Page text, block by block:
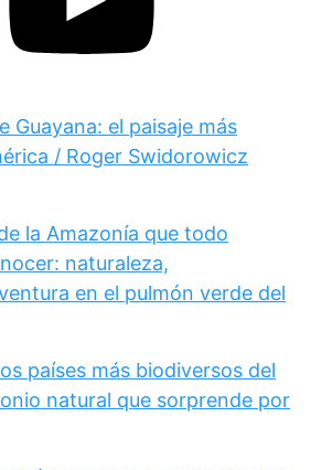
Guayana: el paisaje más
/ Roger Swidorowicz
la Amazonía que todo
naturaleza,
en el pulmón verde del
países más biodiversos del
natural que sorprende por